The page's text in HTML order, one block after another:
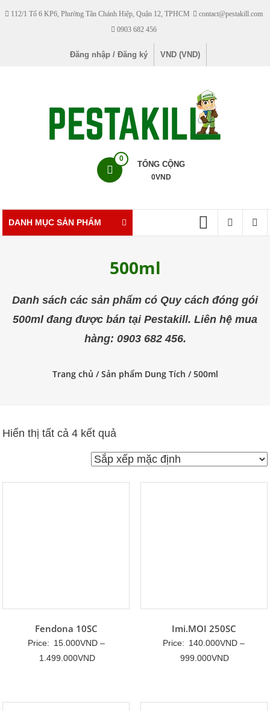
Skip112/1 Tổ 6 KP6, Phường Tân Chánh Hiệp, Quận 12, TPHCM
contact@pestakill.com
0903 682 456
Đăng nhập / Đăng ký VND (VND)
0
TỔNG CỘNG
0VND
DANH MỤC SẢN PHẨM
500ml
Danh sách các sản phẩm có Quy cách đóng gói
500ml đang được bán tại Pestakill. Liên hệ mua
hàng: 0903 682 456.
Trang chủ / Sản phẩm Dung Tích / 500ml
Hiển thị tất cả 4 kết quả
Fendona 10SC
Price: 15.000VND –
1.499.000VNDKhoảng
15.000VND
Imi.MOI 250SC
Price: 140.000VND –
999.000VNDKhoảng